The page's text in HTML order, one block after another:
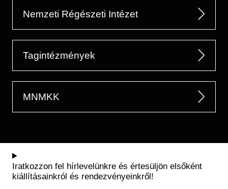
Nemzeti Régészeti Intézet
Tagintézmények
MNMKK
Iratkozzon fel hírlevelünkre és értesüljön elsőként
kiállításainkról és rendezvényeinkről!